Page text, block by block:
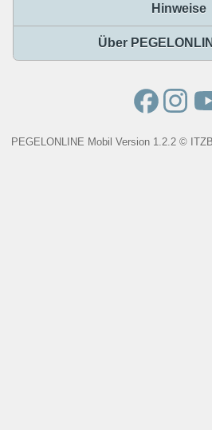
Hinweise
Über
PEGELONLINE Mobil Version 1.2.2 ©